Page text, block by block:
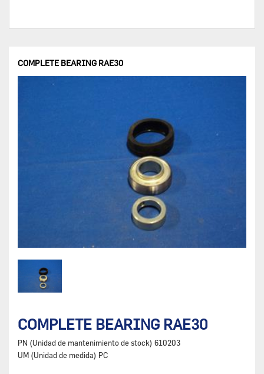
COMPLETE BEARING RAE30
COMPLETE BEARING RAE30
PN (Unidad de mantenimiento de stock) 610203
UM (Unidad de medida) PC